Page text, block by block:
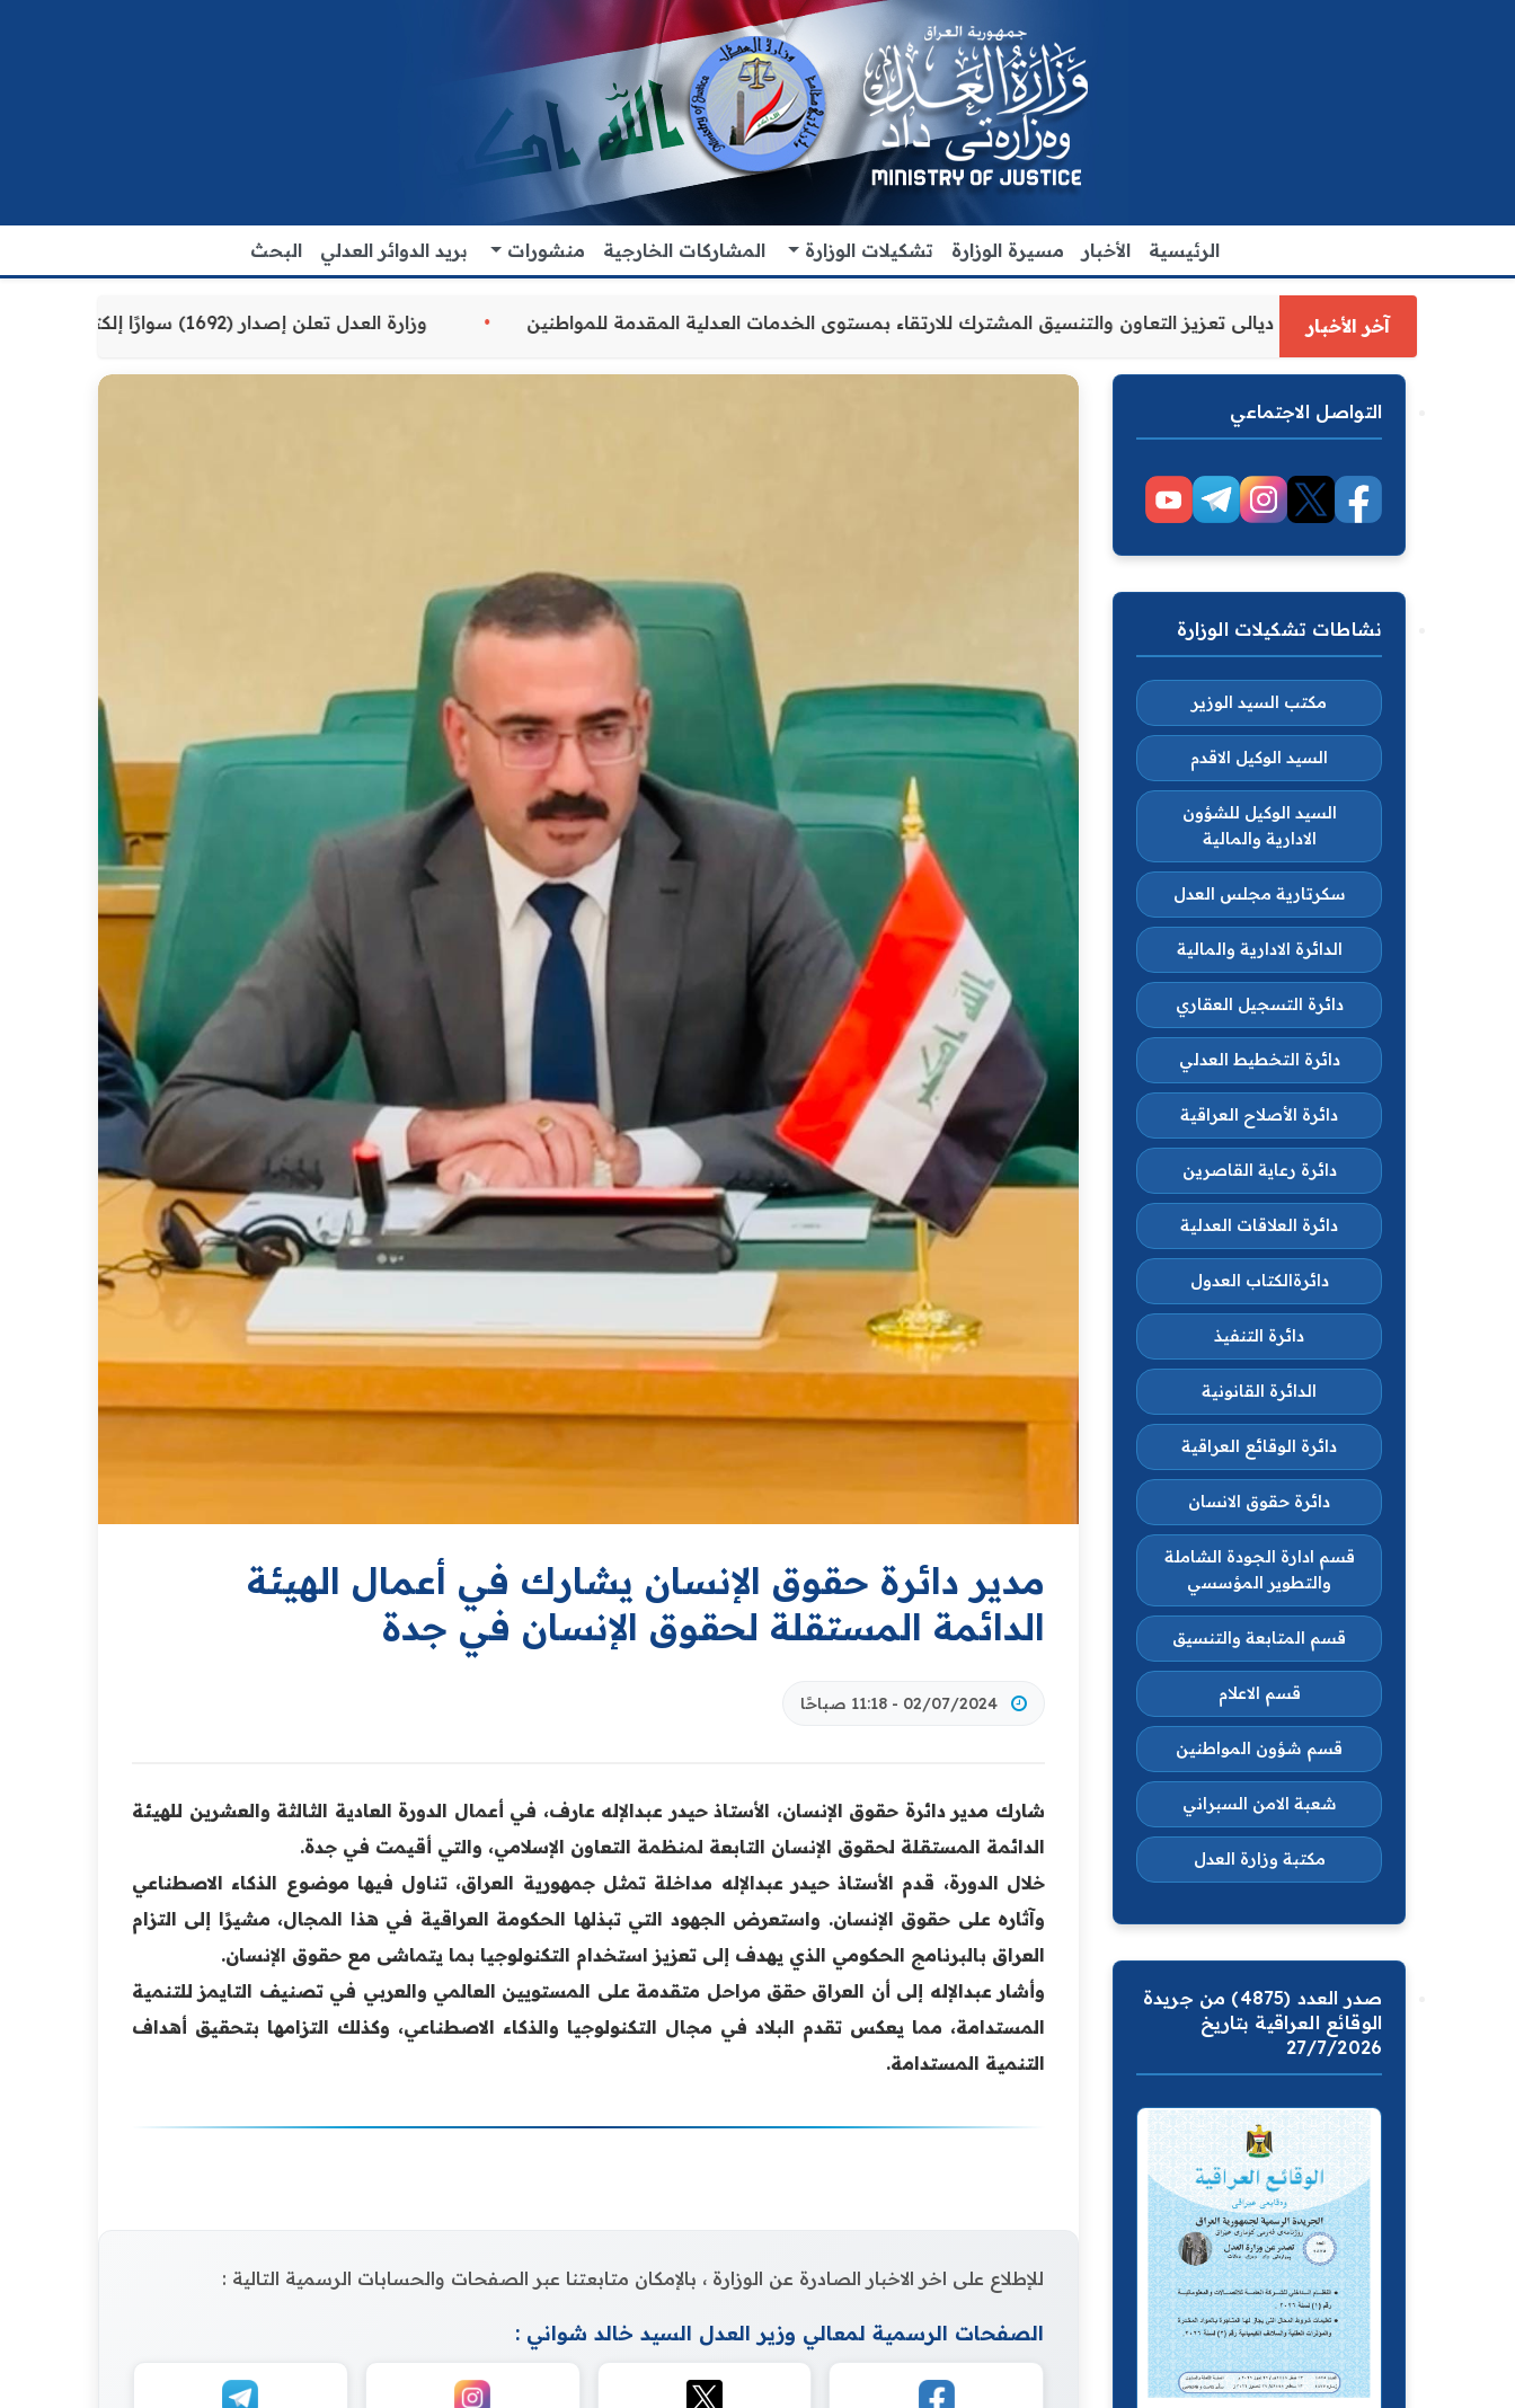
الرئيسية الأخبار مسيرة الوزارة تشكيلات الوزارة المشاركات الخارجية منشورات بريد الدوائر العدلي البحث
آخر الأخبار
العدل الاقدم يبحث مع رئيس مجلس محافظة ديالى تعزيز التعاون والتنسيق المشترك للارتقاء بمستوى الخدمات العدلية المقدمة للمواطنين وزارة العدل تعلن إصدار (1692) سوارًا إلكترونيًا لنزلاء سجن الناصرية المركزي لتنظيم التعاملات المالية داخل المؤسسات الإصلاحية
مدير دائرة حقوق الإنسان يشارك في أعمال الهيئة
الدائمة المستقلة لحقوق الإنسان في جدة
02/07/2024 - 11:18 صباحًا
شارك مدير دائرة حقوق الإنسان، الأستاذ حيدر عبدالإله عارف، في أعمال الدورة العادية الثالثة والعشرين للهيئة
الدائمة المستقلة لحقوق الإنسان التابعة لمنظمة التعاون الإسلامي، والتي أقيمت في جدة.
خلال الدورة، قدم الأستاذ حيدر عبدالإله مداخلة تمثل جمهورية العراق، تناول فيها موضوع الذكاء الاصطناعي
وآثاره على حقوق الإنسان. واستعرض الجهود التي تبذلها الحكومة العراقية في هذا المجال، مشيرًا إلى التزام
العراق بالبرنامج الحكومي الذي يهدف إلى تعزيز استخدام التكنولوجيا بما يتماشى مع حقوق الإنسان.
وأشار عبدالإله إلى أن العراق حقق مراحل متقدمة على المستويين العالمي والعربي في تصنيف التايمز للتنمية
المستدامة، مما يعكس تقدم البلاد في مجال التكنولوجيا والذكاء الاصطناعي، وكذلك التزامها بتحقيق أهداف
التنمية المستدامة.
للإطلاع على اخر الاخبار الصادرة عن الوزارة ، بالإمكان متابعتنا عبر الصفحات والحسابات الرسمية التالية :
الصفحات الرسمية لمعالي وزير العدل السيد خالد شواني :
التواصل الاجتماعي
نشاطات تشكيلات الوزارة
مكتب السيد الوزير
السيد الوكيل الاقدم
السيد الوكيل للشؤون
الادارية والمالية
سكرتارية مجلس العدل
الدائرة الادارية والمالية
دائرة التسجيل العقاري
دائرة التخطيط العدلي
دائرة الأصلاح العراقية
دائرة رعاية القاصرين
دائرة العلاقات العدلية
دائرةالكتاب العدول
دائرة التنفيذ
الدائرة القانونية
دائرة الوقائع العراقية
دائرة حقوق الانسان
قسم ادارة الجودة الشاملة
والتطوير المؤسسي
قسم المتابعة والتنسيق
قسم الاعلام
قسم شؤون المواطنين
شعبة الامن السبراني
مكتبة وزارة العدل
صدر العدد (4875) من جريدة
الوقائع العراقية بتاريخ
27/7/2026